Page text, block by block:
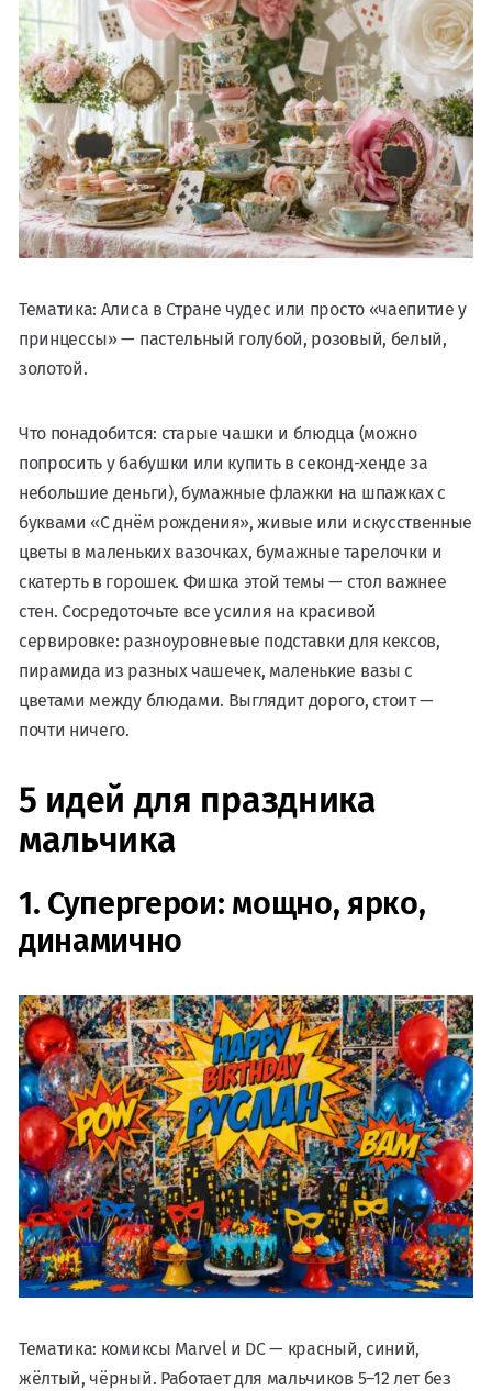
Тематика: Алиса в Стране чудес или просто «чаепитие у
принцессы» — пастельный голубой, розовый, белый,
золотой.
Что понадобится: старые чашки и блюдца (можно
попросить у бабушки или купить в секонд-хенде за
небольшие деньги), бумажные флажки на шпажках с
буквами «С днём рождения», живые или искусственные
цветы в маленьких вазочках, бумажные тарелочки и
скатерть в горошек. Фишка этой темы — стол важнее
стен. Сосредоточьте все усилия на красивой
сервировке: разноуровневые подставки для кексов,
пирамида из разных чашечек, маленькие вазы с
цветами между блюдами. Выглядит дорого, стоит —
почти ничего.
5 идей для праздника
мальчика
1. Супергерои: мощно, ярко,
динамично
Тематика: комиксы Marvel и DC — красный, синий,
жёлтый, чёрный. Работает для мальчиков 5–12 лет без